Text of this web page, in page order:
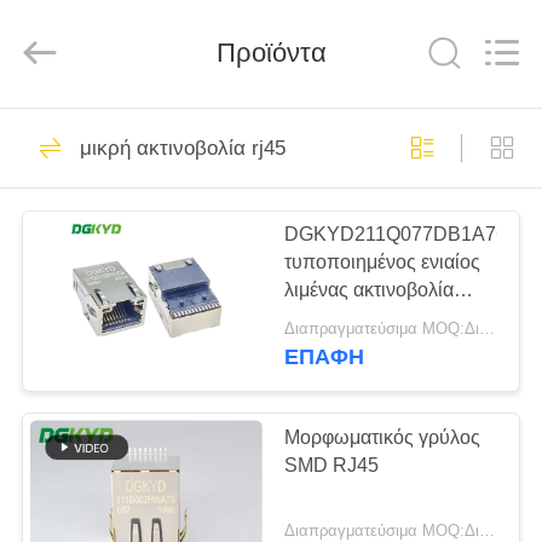
ΣΠΊΤΙ
ΠΡΟΪΌΝΤΑ
ΕΜΦΆΝΙΣΗ
ΠΕΡΊΠΟΥ
ΕΜΕΊΣ
ΓΎΡΟΣ
Co.,ltd.
rj45 ethernet
συνδετήρας
rj45
προστατευμένος
67
Προϊόντα
μικρή ακτινοβολία rj45
τυποποιημένος ενιαίος
λιμένας ακτινοβολία
RJ45 ο μορφωματικός
Jack SMD 1 X 1 μικρή
Διαπραγματεύσιμα MOQ:Διαπραγματεύσιμος
ΕΠΑΦΉ
Μορφωματικός γρύλος
SMD RJ45
Διαπραγματεύσιμα MOQ:Διαπραγματεύσιμος